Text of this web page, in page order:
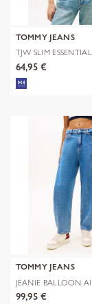
TOMMY JEANS
TJW SLIM
64,95 €
TOMMY JEANS
JEANIE BALLOON
99,95 €